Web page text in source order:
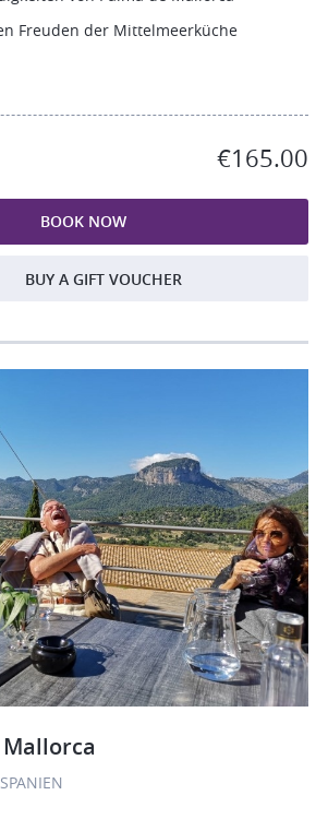
Freuden der Mittelmeerküche
€165.00
BOOK NOW
BUY A GIFT VOUCHER